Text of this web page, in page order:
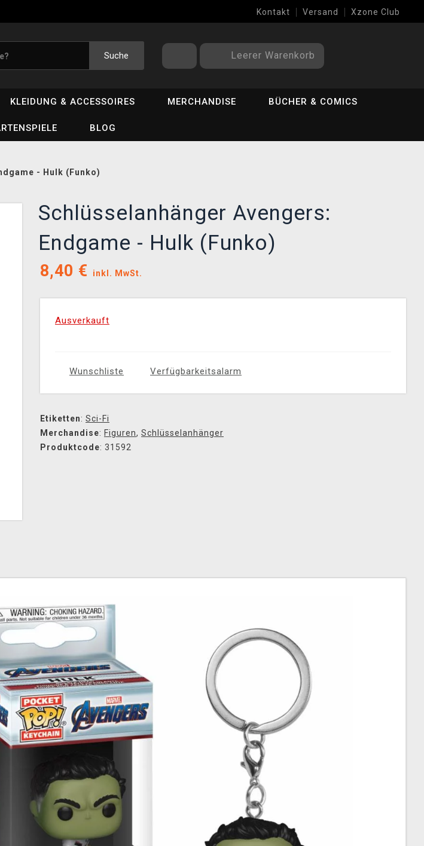
Kontakt Versand Xzone Club
Suche Leerer Warenkorb
KLEIDUNG & ACCESSOIRES MERCHANDISE BÜCHER & COMICS
BLOG
- Hulk (Funko)
Schlüsselanhänger Avengers:
Endgame - Hulk (Funko)
8,40 € inkl. MwSt.
Ausverkauft
Wunschliste Verfügbarkeitsalarm
Etiketten: Sci-Fi
Merchandise: Figuren, Schlüsselanhänger
Produktcode: 31592